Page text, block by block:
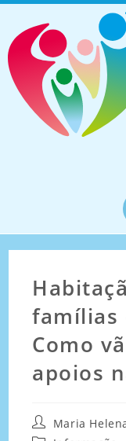
famílias
Como
apoios
Maria